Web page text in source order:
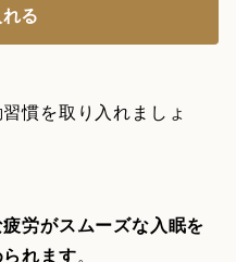
る
慣を取り入れましょ
労がスムーズな入眠を
れます。